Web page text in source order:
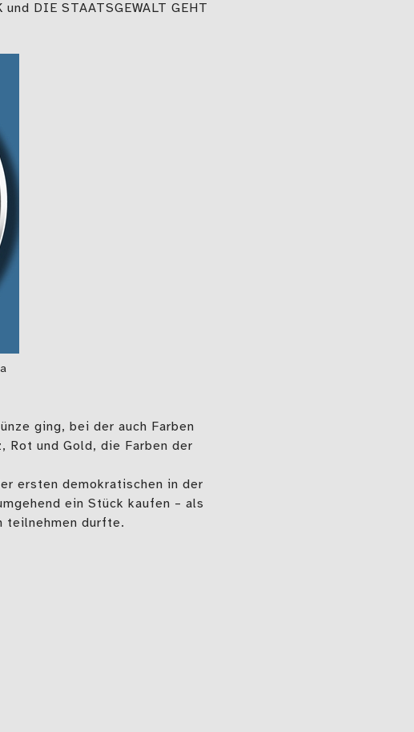
DIE STAATSGEWALT GEHT
ging, bei der auch Farben
Rot und Gold, die Farben der
ersten demokratischen in der
ein Stück kaufen – als
teilnehmen durfte.